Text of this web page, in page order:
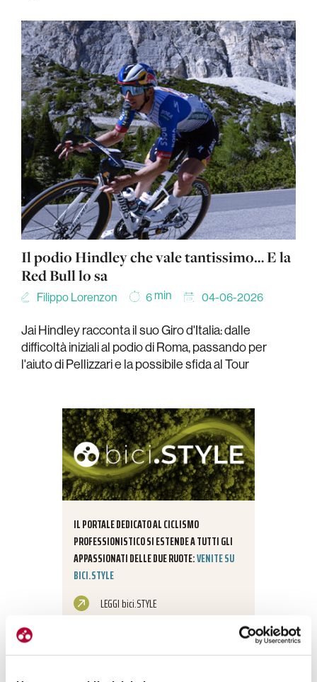
Il podio Hindley che vale tantissimo… E la
Red Bull lo sa
Filippo Lorenzon 6min 04-06-2026
Jai Hindley racconta il suo Giro d'Italia: dalle
difficoltà iniziali al podio di Roma, passando per
l'aiuto di Pellizzari e la possibile sfida al Tour
IL PORTALE DEDICATO AL CICLISMO
PROFESSIONISTICO SI ESTENDE A TUTTI GLI
APPASSIONATI DELLE DUE RUOTE:VENITE SU
BICI.STYLE
LEGGI bici.STYLE